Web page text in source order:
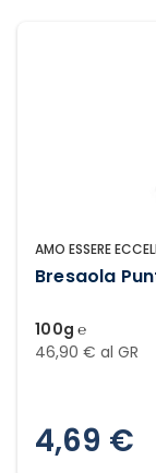
AMO ESSERE
Bresaola
100g ℮
46,90 € al GR
4,69 €